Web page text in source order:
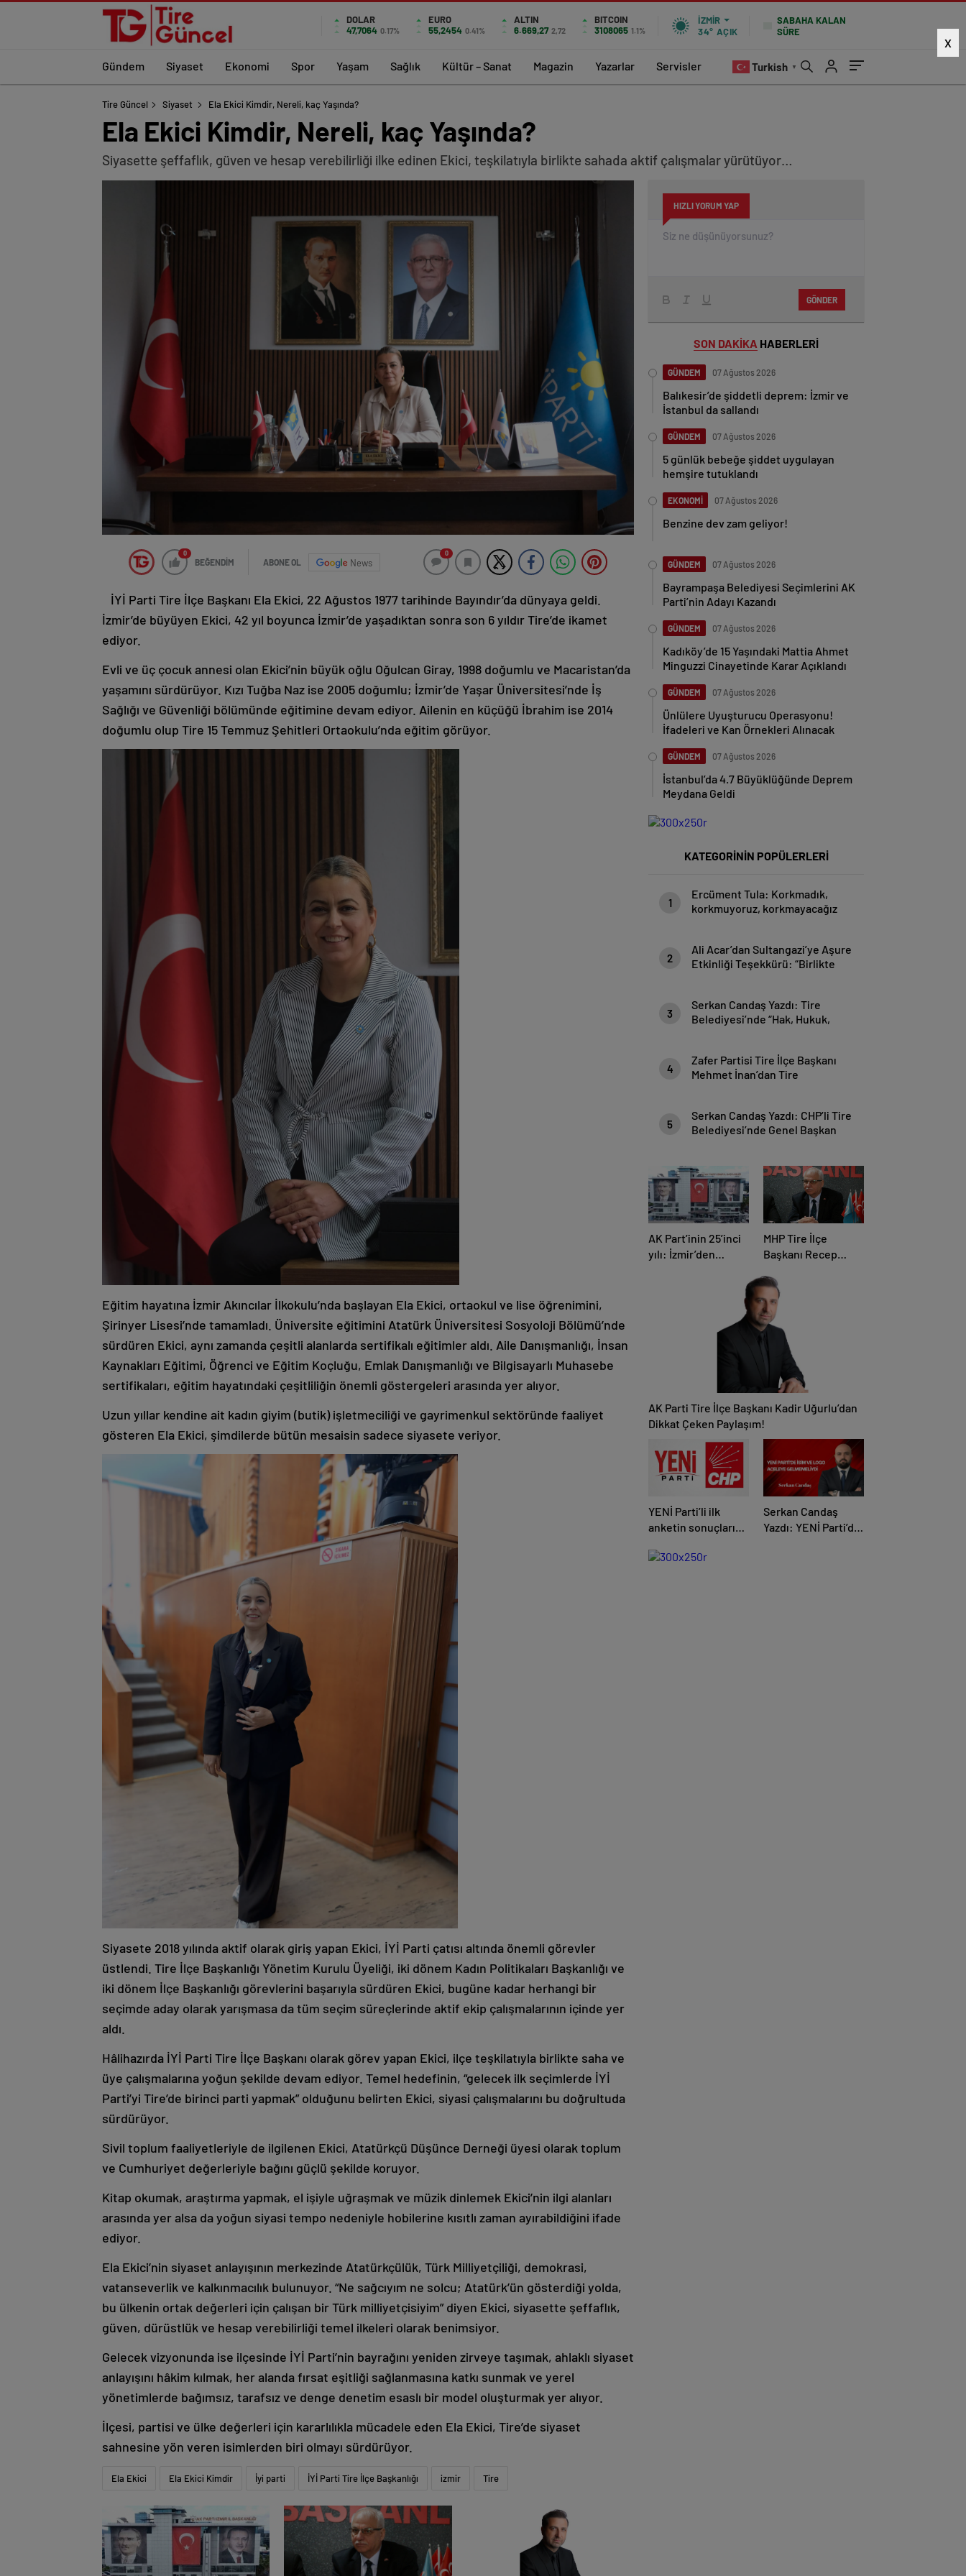
DOLAR
47,7064 0.17%
EURO
55,2454 0.41%
ALTIN
6.669,27 2,72
BITCOIN
3108065 1.1%
İZMIR
34° AÇIK
SABAHA KALAN
SÜRE
Gündem Siyaset Ekonomi Spor Yaşam Sağlık Kültür – Sanat Magazin Yazarlar Servisler Turkish ▼
X
Tire Güncel Siyaset Ela Ekici Kimdir, Nereli, kaç Yaşında?
Ela Ekici Kimdir, Nereli, kaç Yaşında?
Siyasette şeffaflık, güven ve hesap verebilirliği ilke edinen Ekici, teşkilatıyla birlikte sahada aktif çalışmalar yürütüyor…
0
BEĞENDİM ABONE OL News
0
İYİ Parti Tire İlçe Başkanı Ela Ekici, 22 Ağustos 1977 tarihinde Bayındır’da dünyaya geldi.
İzmir’de büyüyen Ekici, 42 yıl boyunca İzmir’de yaşadıktan sonra son 6 yıldır Tire’de ikamet
ediyor.
Evli ve üç çocuk annesi olan Ekici’nin büyük oğlu Oğulcan Giray, 1998 doğumlu ve Macaristan’da
yaşamını sürdürüyor. Kızı Tuğba Naz ise 2005 doğumlu; İzmir’de Yaşar Üniversitesi’nde İş
Sağlığı ve Güvenliği bölümünde eğitimine devam ediyor. Ailenin en küçüğü İbrahim ise 2014
doğumlu olup Tire 15 Temmuz Şehitleri Ortaokulu’nda eğitim görüyor.
Eğitim hayatına İzmir Akıncılar İlkokulu’nda başlayan Ela Ekici, ortaokul ve lise öğrenimini,
Şirinyer Lisesi’nde tamamladı. Üniversite eğitimini Atatürk Üniversitesi Sosyoloji Bölümü’nde
sürdüren Ekici, aynı zamanda çeşitli alanlarda sertifikalı eğitimler aldı. Aile Danışmanlığı, İnsan
Kaynakları Eğitimi, Öğrenci ve Eğitim Koçluğu, Emlak Danışmanlığı ve Bilgisayarlı Muhasebe
sertifikaları, eğitim hayatındaki çeşitliliğin önemli göstergeleri arasında yer alıyor.
Uzun yıllar kendine ait kadın giyim (butik) işletmeciliği ve gayrimenkul sektöründe faaliyet
gösteren Ela Ekici, şimdilerde bütün mesaisin sadece siyasete veriyor.
Siyasete 2018 yılında aktif olarak giriş yapan Ekici, İYİ Parti çatısı altında önemli görevler
üstlendi. Tire İlçe Başkanlığı Yönetim Kurulu Üyeliği, iki dönem Kadın Politikaları Başkanlığı ve
iki dönem İlçe Başkanlığı görevlerini başarıyla sürdüren Ekici, bugüne kadar herhangi bir
seçimde aday olarak yarışmasa da tüm seçim süreçlerinde aktif ekip çalışmalarının içinde yer
aldı.
Hâlihazırda İYİ Parti Tire İlçe Başkanı olarak görev yapan Ekici, ilçe teşkilatıyla birlikte saha ve
üye çalışmalarına yoğun şekilde devam ediyor. Temel hedefinin, “gelecek ilk seçimlerde İYİ
Parti’yi Tire’de birinci parti yapmak” olduğunu belirten Ekici, siyasi çalışmalarını bu doğrultuda
sürdürüyor.
Sivil toplum faaliyetleriyle de ilgilenen Ekici, Atatürkçü Düşünce Derneği üyesi olarak toplum
ve Cumhuriyet değerleriyle bağını güçlü şekilde koruyor.
Kitap okumak, araştırma yapmak, el işiyle uğraşmak ve müzik dinlemek Ekici’nin ilgi alanları
arasında yer alsa da yoğun siyasi tempo nedeniyle hobilerine kısıtlı zaman ayırabildiğini ifade
ediyor.
Ela Ekici’nin siyaset anlayışının merkezinde Atatürkçülük, Türk Milliyetçiliği, demokrasi,
vatanseverlik ve kalkınmacılık bulunuyor. “Ne sağcıyım ne solcu; Atatürk’ün gösterdiği yolda,
bu ülkenin ortak değerleri için çalışan bir Türk milliyetçisiyim” diyen Ekici, siyasette şeffaflık,
güven, dürüstlük ve hesap verebilirliği temel ilkeleri olarak benimsiyor.
Gelecek vizyonunda ise ilçesinde İYİ Parti’nin bayrağını yeniden zirveye taşımak, ahlaklı siyaset
anlayışını hâkim kılmak, her alanda fırsat eşitliği sağlanmasına katkı sunmak ve yerel
yönetimlerde bağımsız, tarafsız ve denge denetim esaslı bir model oluşturmak yer alıyor.
İlçesi, partisi ve ülke değerleri için kararlılıkla mücadele eden Ela Ekici, Tire’de siyaset
sahnesine yön veren isimlerden biri olmayı sürdürüyor.
Ela Ekici Ela Ekici Kimdir İyi parti İYİ Parti Tire İlçe Başkanlığı izmir Tire
HIZLI YORUM YAP
GÖNDER
SON DAKİKA HABERLERİ
GÜNDEM 07 Ağustos 2026
Balıkesir’de şiddetli deprem: İzmir ve
İstanbul da sallandı
GÜNDEM 07 Ağustos 2026
5 günlük bebeğe şiddet uygulayan
hemşire tutuklandı
EKONOMİ 07 Ağustos 2026
Benzine dev zam geliyor!
GÜNDEM 07 Ağustos 2026
Bayrampaşa Belediyesi Seçimlerini AK
Parti’nin Adayı Kazandı
GÜNDEM 07 Ağustos 2026
Kadıköy’de 15 Yaşındaki Mattia Ahmet
Minguzzi Cinayetinde Karar Açıklandı
GÜNDEM 07 Ağustos 2026
Ünlülere Uyuşturucu Operasyonu!
İfadeleri ve Kan Örnekleri Alınacak
GÜNDEM 07 Ağustos 2026
İstanbul’da 4.7 Büyüklüğünde Deprem
Meydana Geldi
KATEGORİNİN POPÜLERLERİ
1
Ercüment Tula: Korkmadık,
korkmuyoruz, korkmayacağız
2
Ali Acar’dan Sultangazi’ye Aşure
Etkinliği Teşekkürü: “Birlikte
3
Serkan Candaş Yazdı: Tire
Belediyesi’nde “Hak, Hukuk,
4
Zafer Partisi Tire İlçe Başkanı
Mehmet İnan’dan Tire
5
Serkan Candaş Yazdı: CHP’li Tire
Belediyesi’nde Genel Başkan
AK Part’inin 25’inci
yılı: İzmir’den
MHP Tire İlçe
Başkanı Recep
Devletimizin Bekası
ve Tire’nin
Menfaatidir”
AK Parti Tire İlçe Başkanı Kadir Uğurlu’dan
Dikkat Çeken Paylaşım!
YENİ Parti’li ilk
anketin sonuçları
baraj altı kaldı
Serkan Candaş
Yazdı: YENİ Parti’de